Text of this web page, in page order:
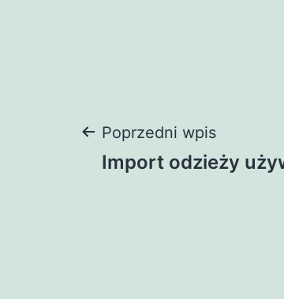
Nawigacja
Poprzedni wpis
Import odzieży